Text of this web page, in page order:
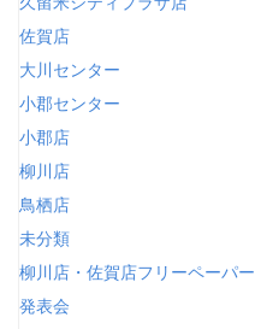
佐賀店
大川センター
小郡センター
小郡店
柳川店
鳥栖店
未分類
柳川店・佐賀店フリーペーパー
発表会